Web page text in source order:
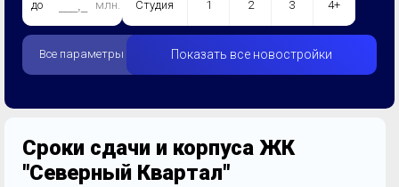
до млн. Студия 1 2 3 4+
Все параметры Показать все новостройки
Сроки сдачи и корпуса ЖК
"Северный Квартал"